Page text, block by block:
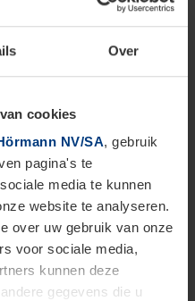
Over
cookies
NV/SA, gebruik
pagina's te
media te kunnen
website te analyseren.
over uw gebruik van onze
voor sociale media,
kunnen deze
gegevens die u